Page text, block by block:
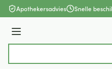
Ga naar de inhoud
Apothekersadvies Snelle
Menu